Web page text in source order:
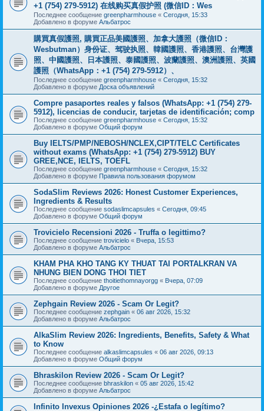
+1 (754) 279-5912) 在线购买真假护照 (微信ID：Wes
Последнее сообщение greenpharmhouse « Сегодня, 15:33
Добавлено в форуме Альбатрос
購買真假護照, 購買正品美國護照、加拿大護照（微信ID：
Wesbutman）身份证、驾驶执照、韓國護照、香港護照、台灣護
照、中國護照、日本護照、泰國護照、波蘭護照、澳洲護照、英國
護照（WhatsApp：+1 (754) 279-5912）、
Последнее сообщение greenpharmhouse « Сегодня, 15:32
Добавлено в форуме Доска объявлений
Compre pasaportes reales y falsos (WhatsApp: +1 (754) 279-
5912), licencias de conducir, tarjetas de identificación; comp
Последнее сообщение greenpharmhouse « Сегодня, 15:32
Добавлено в форуме Общий форум
Buy IELTS/PMP/NEBOSH/NCLEX,CIPT/TELC Certificates
without exams (WhatsApp: +1 (754) 279-5912) BUY
GREE,NCE, IELTS, TOEFL
Последнее сообщение greenpharmhouse « Сегодня, 15:32
Добавлено в форуме Правила пользования форумом
SodaSlim Reviews 2026: Honest Customer Experiences,
Ingredients & Results
Последнее сообщение sodaslimcapsules « Сегодня, 09:45
Добавлено в форуме Общий форум
Trovicielo Recensioni 2026 - Truffa o legittimo?
Последнее сообщение trovicielo « Вчера, 15:53
Добавлено в форуме Альбатрос
KHAM PHA KHO TANG KY THUAT TAI PORTALKRAN VA
NHUNG BIEN DONG THOI TIET
Последнее сообщение thoitiethomnayorgg « Вчера, 07:09
Добавлено в форуме Другое
Zephgain Review 2026 - Scam Or Legit?
Последнее сообщение zephgain « 06 авг 2026, 15:32
Добавлено в форуме Альбатрос
AlkaSlim Review 2026: Ingredients, Benefits, Safety & What
to Know
Последнее сообщение alkaslimcapsules « 06 авг 2026, 09:13
Добавлено в форуме Общий форум
Bhraskilon Review 2026 - Scam Or Legit?
Последнее сообщение bhraskilon « 05 авг 2026, 15:42
Добавлено в форуме Альбатрос
Infinito Invexus Opiniones 2026 -¿Estafa o legítimo?